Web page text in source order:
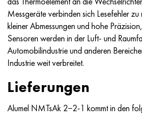
Messgeräte verbinden sich Lesefehler
kleiner Abmessungen und hohe
Sensoren werden in der Luft- und
Automobilindustrie und anderen
Industrie weit verbreitet.
Lieferungen
Alumel NMTsAk 2−2-1 kommt in den
Nimonik 90
Nimonik 263
Haynes 25
Haynes 188
Haynes 230
Präzisionsrohre
N70MFV
AM-350 - ams 5548
AM-355 - ams 5547
Sustom 450® - uns S45000
Griechisch Ascoloy 418
Rohr rostfrei
45H14N14V2М
50H14МF
65H13
90H18МF
95H18
AS35G2, 36smnpb14, 1.0765
38H2N2MA, 34CrNiMo6,
40HN2MA, 34CrNiMo4, 36hnm
38HS, 37hs
38ХА, 37Cr4, aisi 5135